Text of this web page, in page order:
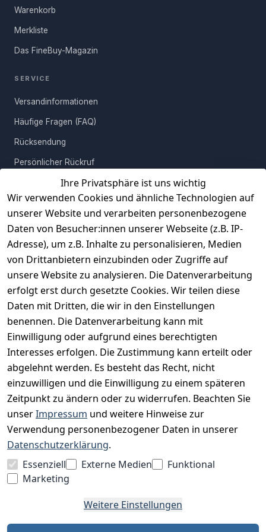
Ihre Privatsphäre ist uns wichtig
Wir verwenden Cookies und ähnliche Technologien auf
unserer Website und verarbeiten personenbezogene
Daten von Besucher:innen unserer Webseite (z.B. IP-
Adresse), um z.B. Inhalte zu personalisieren, Medien
von Drittanbietern einzubinden oder Zugriffe auf
unsere Website zu analysieren. Die Datenverarbeitung
erfolgt erst durch gesetzte Cookies. Wir teilen diese
Daten mit Dritten, die wir in den Einstellungen
benennen. Die Datenverarbeitung kann mit
Einwilligung oder aufgrund eines berechtigten
Interesses erfolgen. Die Zustimmung kann erteilt oder
abgelehnt werden. Es besteht das Recht, nicht
einzuwilligen und die Einwilligung zu einem späteren
Zeitpunkt zu ändern oder zu widerrufen. Beachten Sie
unserImpressum und weitere Hinweise zur
Verwendung personenbezogener Daten in unserer
Datenschutzerklärung.
Essenziell
Externe Medien
Funktional
Marketing
Weitere Einstellungen
Warenkorb
Merkliste
Das FineBuy-Magazin
SERVICE
Versandinformationen
Häufige Fragen (FAQ)
Rücksendung
Persönlicher Rückruf
Erfahrungen
Vertrag widerrufen
INFORMATIONEN
Widerrufsrecht
Datenschutz
Unser Unternehmen
Charity & Wohltätigkeit
BESUCHE UNS
BEQUEM BEZAHLEN MIT
WIR VERSENDEN MIT